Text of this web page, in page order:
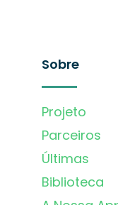
Sobre
Projeto
Parceiros
Últimas
Biblioteca